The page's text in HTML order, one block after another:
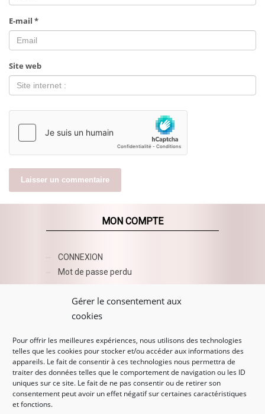
Gérer le consentement aux
cookies
Pour offrir les meilleures expériences, nous utilisons des technologies
telles que les cookies pour stocker et/ou accéder aux informations des
appareils. Le fait de consentir à ces technologies nous permettra de
traiter des données telles que le comportement de navigation ou les ID
uniques sur ce site. Le fait de ne pas consentir ou de retirer son
consentement peut avoir un effet négatif sur certaines caractéristiques
et fonctions.
E-mail *
Site web
MON COMPTE
CONNEXION
Mot de passe perdu
AZUR BEAUTY ESHOP